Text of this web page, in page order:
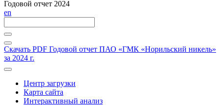
Годовой отчет 2024
en
Скачать PDF Годовой отчет ПАО «ГМК «Норильский никель»
за 2024 г.
Центр загрузки
Карта сайта
Интерактивный анализ